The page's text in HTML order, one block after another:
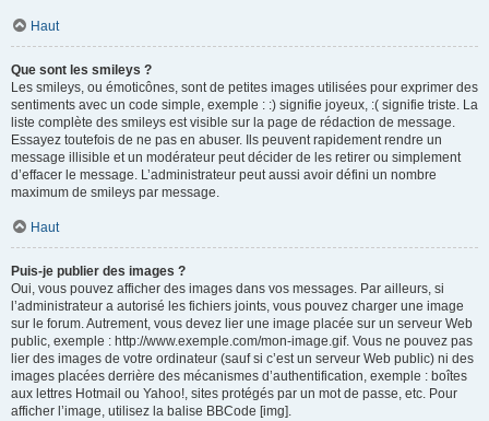
Haut
Que sont les smileys ?
Les smileys, ou émoticônes, sont de petites images utilisées pour exprimer des
sentiments avec un code simple, exemple : :) signifie joyeux, :( signifie triste. La
liste complète des smileys est visible sur la page de rédaction de message.
Essayez toutefois de ne pas en abuser. Ils peuvent rapidement rendre un
message illisible et un modérateur peut décider de les retirer ou simplement
d’effacer le message. L’administrateur peut aussi avoir défini un nombre
maximum de smileys par message.
Haut
Puis-je publier des images ?
Oui, vous pouvez afficher des images dans vos messages. Par ailleurs, si
l’administrateur a autorisé les fichiers joints, vous pouvez charger une image
sur le forum. Autrement, vous devez lier une image placée sur un serveur Web
public, exemple : http://www.exemple.com/mon-image.gif. Vous ne pouvez pas
lier des images de votre ordinateur (sauf si c’est un serveur Web public) ni des
images placées derrière des mécanismes d’authentification, exemple : boîtes
aux lettres Hotmail ou Yahoo!, sites protégés par un mot de passe, etc. Pour
afficher l’image, utilisez la balise BBCode [img].